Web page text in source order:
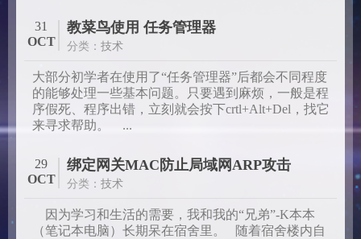
教菜鸟使用 任务管理器
分类： 技术
31
OCT
大部分初学者在使用了“任务管理器”后都会不同程度
的能够处理一些基本问题。只要遇到麻烦，一般是程
序假死、程序出错，立刻就会按下crtl+Alt+Del，找它
来寻求帮助。 ...
绑定网关MAC防止局域网ARP攻击
分类： 技术
29
OCT
因为学习和生活的需要，我和我的“兄弟”-K本本
（笔记本电脑）长期呆在宿舍里。 随着宿舍楼内自